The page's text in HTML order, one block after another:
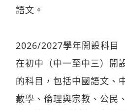
語文。
2026/2027學年開設科目
在初中（中一至中三）開
的科目，包括中國語文、
數學、倫理與宗教、公民